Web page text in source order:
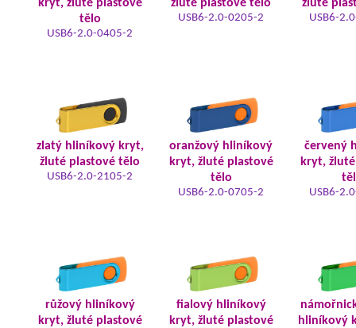
kryt, žluté plastové
tělo
USB6-2.0-0405-2
žluté plastové tělo
USB6-2.0-0205-2
žluté
USB6-
zlatý hliníkový kryt,
žluté plastové tělo
USB6-2.0-2105-2
oranžový hliníkový
kryt, žluté plastové
tělo
USB6-2.0-0705-2
červený
kryt,
USB6-
růžový hliníkový
kryt, žluté plastové
fialový hliníkový
kryt, žluté plastové
hliníkový